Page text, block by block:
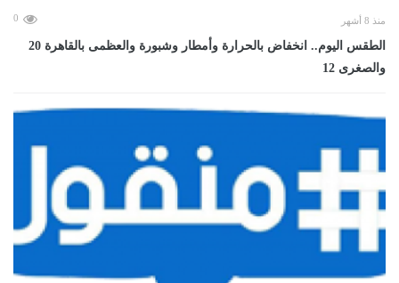
منذ 8 أشهر 0
الطقس اليوم.. انخفاض بالحرارة وأمطار وشبورة والعظمى بالقاهرة 20
والصغرى 12